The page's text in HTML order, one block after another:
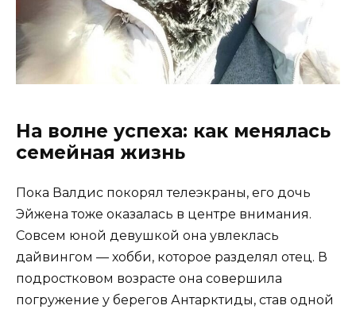
На волне успеха: как менялась
семейная жизнь
Пока Валдис покорял телеэкраны, его дочь
Эйжена тоже оказалась в центре внимания.
Совсем юной девушкой она увлеклась
дайвингом — хобби, которое разделял отец. В
подростковом возрасте она совершила
погружение у берегов Антарктиды, став одной